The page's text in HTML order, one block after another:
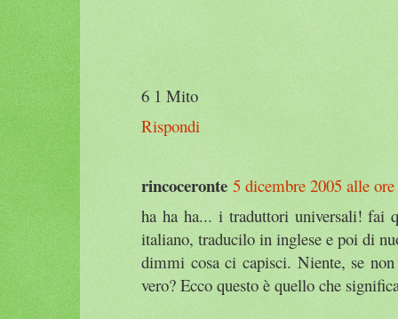
6 1 Mito
Rispondi
rincoceronte 5 dicembre 2005 alle
ha ha ha... i traduttori universali! fai
italiano, traducilo in inglese e poi di
dimmi cosa ci capisci. Niente, se
vero? Ecco questo è quello che